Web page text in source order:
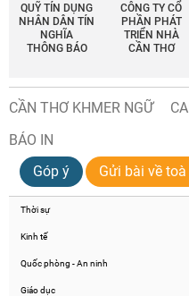
QUỸ TÍN DỤNG
NHÂN DÂN TÍN
NGHĨA
THÔNG BÁO
CÔNG TY CỔ
PHẦN PHÁT
TRIỂN NHÀ
CẦN THƠ
CẦN THƠ KHMER NGỮ
BÁO IN
Góp ý
Gửi bài về
Thời sự
Kinh tế
Quốc phòng - An ninh
Giáo dục